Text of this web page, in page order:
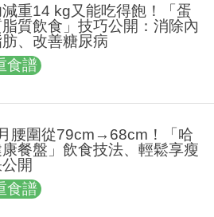
減重14 kg又能吃得飽！「蛋
質飲食」技巧公開：消除內
肪、改善糖尿病
食譜
腰圍從79cm→68cm！「哈
餐盤」飲食技法、輕鬆享瘦
開
食譜